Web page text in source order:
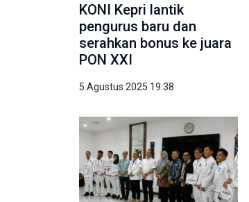
KONI Kepri lantik
pengurus baru dan
serahkan bonus ke juara
PON XXI
5 Agustus 2025 19:38